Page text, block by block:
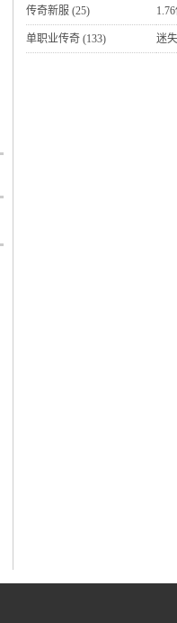
传奇新服 (25)
单职业传奇 (133) 迷